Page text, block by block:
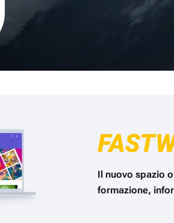
Il nuovo spazio
formazione,